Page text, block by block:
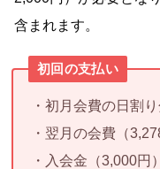
含まれます。
初回の支払い
・初月会費の日割
・翌月の会費（
・入会金（3,000円）